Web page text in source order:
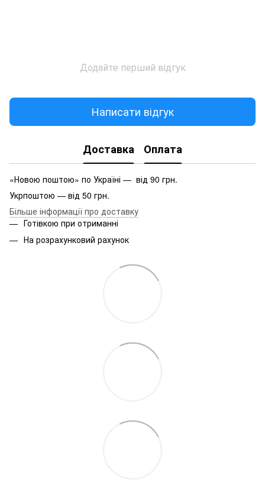
Додайте перший відгук
Написати відгук
Доставка Оплата
«Новою поштою» по Україні — від 90 грн.
Укрпоштою — від 50 грн.
Більше інформації про доставку
Готівкою при отриманні
На розрахунковий рахунок